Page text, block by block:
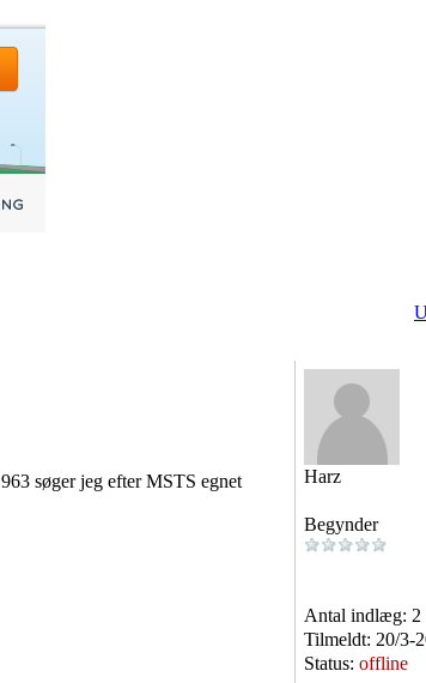
søger jeg efter MSTS egnet
Harz
Begynder
Antal indlæg: 2
Tilmeldt: 20/3-
Status: offline